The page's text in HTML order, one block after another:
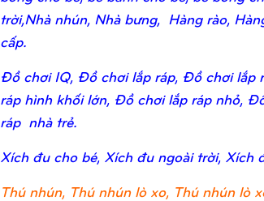
trời,Nhà nhún, Nhà bưng, Hàng rào,
cấp.
Đồ chơi IQ, Đồ chơi lắp ráp, Đồ chơi
ráp hình khối lớn, Đồ chơi lắp ráp nhỏ,
ráp nhà trẻ.
Xích đu cho bé, Xích đu ngoài trời,
Thú nhún, Thú nhún lò xo, Thú nhún lò